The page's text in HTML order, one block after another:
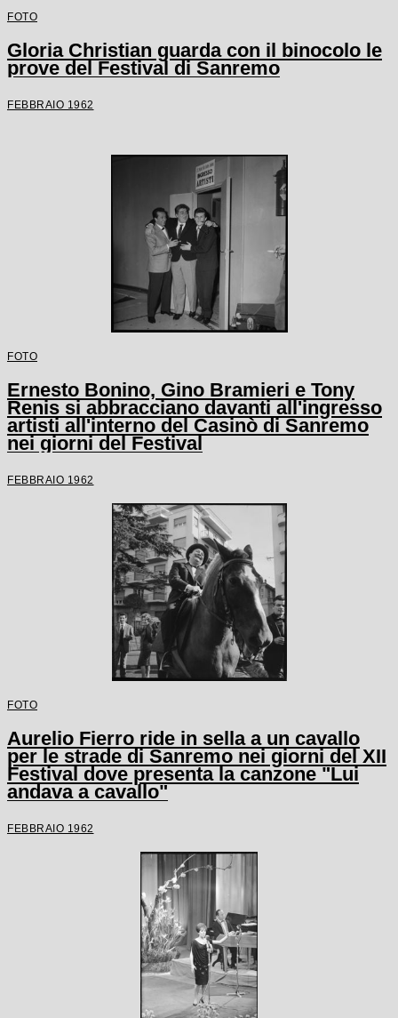
FOTO
Gloria Christian guarda con il binocolo le
prove del Festival di Sanremo
FEBBRAIO 1962
FOTO
Ernesto Bonino, Gino Bramieri e Tony
Renis si abbracciano davanti all'ingresso
artisti all'interno del Casinò di Sanremo
nei giorni del Festival
FEBBRAIO 1962
FOTO
Aurelio Fierro ride in sella a un cavallo
per le strade di Sanremo nei giorni del XII
Festival dove presenta la canzone "Lui
andava a cavallo"
FEBBRAIO 1962